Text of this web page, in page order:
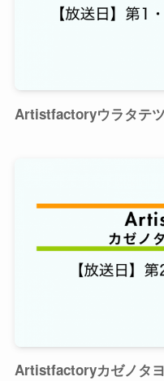
Artistfactoryウラタテ
Artistfactoryカゼノタ